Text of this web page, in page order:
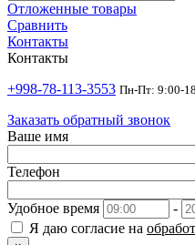
Отложенные товары
Сравнить
Контакты
Контакты
+998-78-113-3553 Пн-Пт: 9:00-
Заказать обратный звонок
Ваше имя
Телефон
Удобное время
-
Я даю согласие на